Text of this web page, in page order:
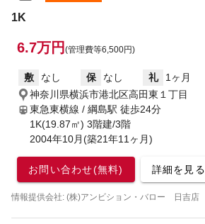
1K
6.7万円 (管理費等6,500円)
敷 なし 保 なし 礼
1ヶ月
神奈川県横浜市港北区高田東１丁目
東急東横線 / 綱島駅 徒歩24分
1K(19.87㎡) 3階建/3階
2004年10月(築21年11ヶ月)
お問い合わせ(無料) 詳細を見る
情報提供会社: (株)アンビション・バロー 日吉店